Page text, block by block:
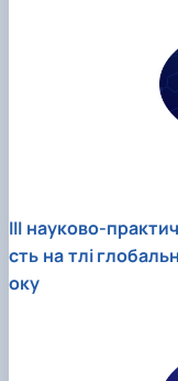
ІІІ науково-
сть на тлі
оку